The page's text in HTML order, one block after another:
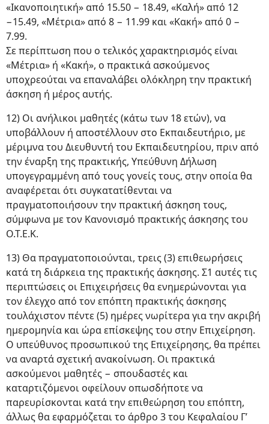
«Ικανοποιητική» από 15.50 − 18.49, «Καλή» από 12
−15.49, «Μέτρια» από 8 − 11.99 και «Κακή» από 0 −
7.99.
Σε περίπτωση που ο τελικός χαρακτηρισμός είναι
«Μέτρια» ή «Κακή», ο πρακτικά ασκούμενος
υποχρεούται να επαναλάβει ολόκληρη την πρακτική
άσκηση ή μέρος αυτής.
12) Οι ανήλικοι μαθητές (κάτω των 18 ετών), να
υποβάλλουν ή αποστέλλουν στο Εκπαιδευτήριο, με
μέριμνα του Διευθυντή του Εκπαιδευτηρίου, πριν από
την έναρξη της πρακτικής, Υπεύθυνη Δήλωση
υπογεγραμμένη από τους γονείς τους, στην οποία θα
αναφέρεται ότι συγκατατίθενται να
πραγματοποιήσουν την πρακτική άσκηση τους,
σύμφωνα με τον Κανονισμό πρακτικής άσκησης του
Ο.Τ.Ε.Κ.
13) Θα πραγματοποιούνται, τρεις (3) επιθεωρήσεις
κατά τη διάρκεια της πρακτικής άσκησης. Σ1 αυτές τις
περιπτώσεις οι Επιχειρήσεις θα ενημερώνονται για
τον έλεγχο από τον επόπτη πρακτικής άσκησης
τουλάχιστον πέντε (5) ημέρες νωρίτερα για την ακριβή
ημερομηνία και ώρα επίσκεψης του στην Επιχείρηση.
Ο υπεύθυνος προσωπικού της Επιχείρησης, θα πρέπει
να αναρτά σχετική ανακοίνωση. Οι πρακτικά
ασκούμενοι μαθητές − σπουδαστές και
καταρτιζόμενοι οφείλουν οπωσδήποτε να
παρευρίσκονται κατά την επιθεώρηση του επόπτη,
άλλως θα εφαρμόζεται το άρθρο 3 του Κεφαλαίου Γ’